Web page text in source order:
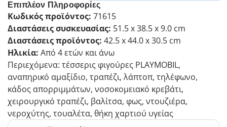
Επιπλέον Πληροφορίες
Κωδικός προϊόντος: 71615
Διαστάσεις συσκευασίας: 51.5 x 38.5 x 9.0 cm
Διαστάσεις προϊόντος: 42.5 x 44.0 x 30.5 cm
Ηλικία: Από 4 ετών και άνω
Περιεχόμενα: τέσσερις φιγούρες PLAYMOBIL,
αναπηρικό αμαξίδιο, τραπέζι, λάπτοπ, τηλέφωνο,
κάδος απορριμμάτων, νοσοκομειακό κρεβάτι,
χειρουργικό τραπέζι, βαλίτσα, φως, ντουζιέρα,
νεροχύτης, τουαλέτα, θήκη χαρτιού υγείας